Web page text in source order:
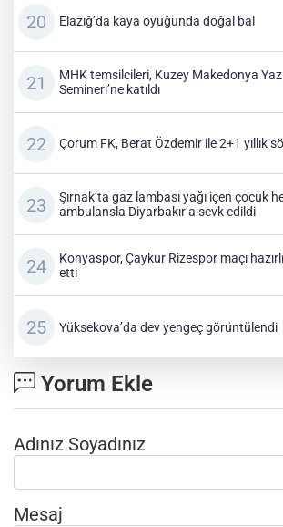
Elazığ’da kaya oyuğunda doğal bal
MHK temsilcileri, Kuzey Makedonya
Semineri’ne katıldı
Çorum FK, Berat Özdemir ile 2+1 yıllık
Şırnak’ta gaz lambası yağı içen çocuk
ambulansla Diyarbakır’a sevk edildi
Konyaspor, Çaykur Rizespor maçı
etti
Yüksekova’da dev yengeç görüntülendi
Yorum Ekle
Adınız Soyadınız
Mesaj